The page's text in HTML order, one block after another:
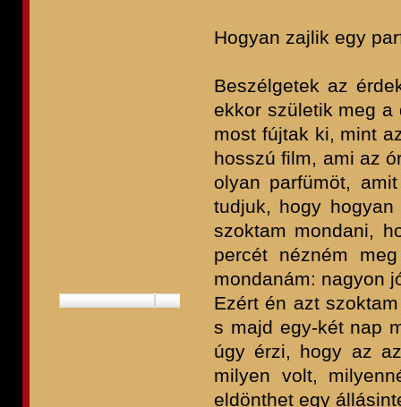
Hogyan zajlik egy
Beszélgetek az
ekkor születik meg
most fújtak ki, mint
hosszú film, ami az
olyan parfümöt,
tudjuk, hogy
szoktam mondani,
percét nézném
mondanám: nagyon
Ezért én azt
s majd egy-két nap
úgy érzi, hogy az
milyen volt,
eldönthet egy